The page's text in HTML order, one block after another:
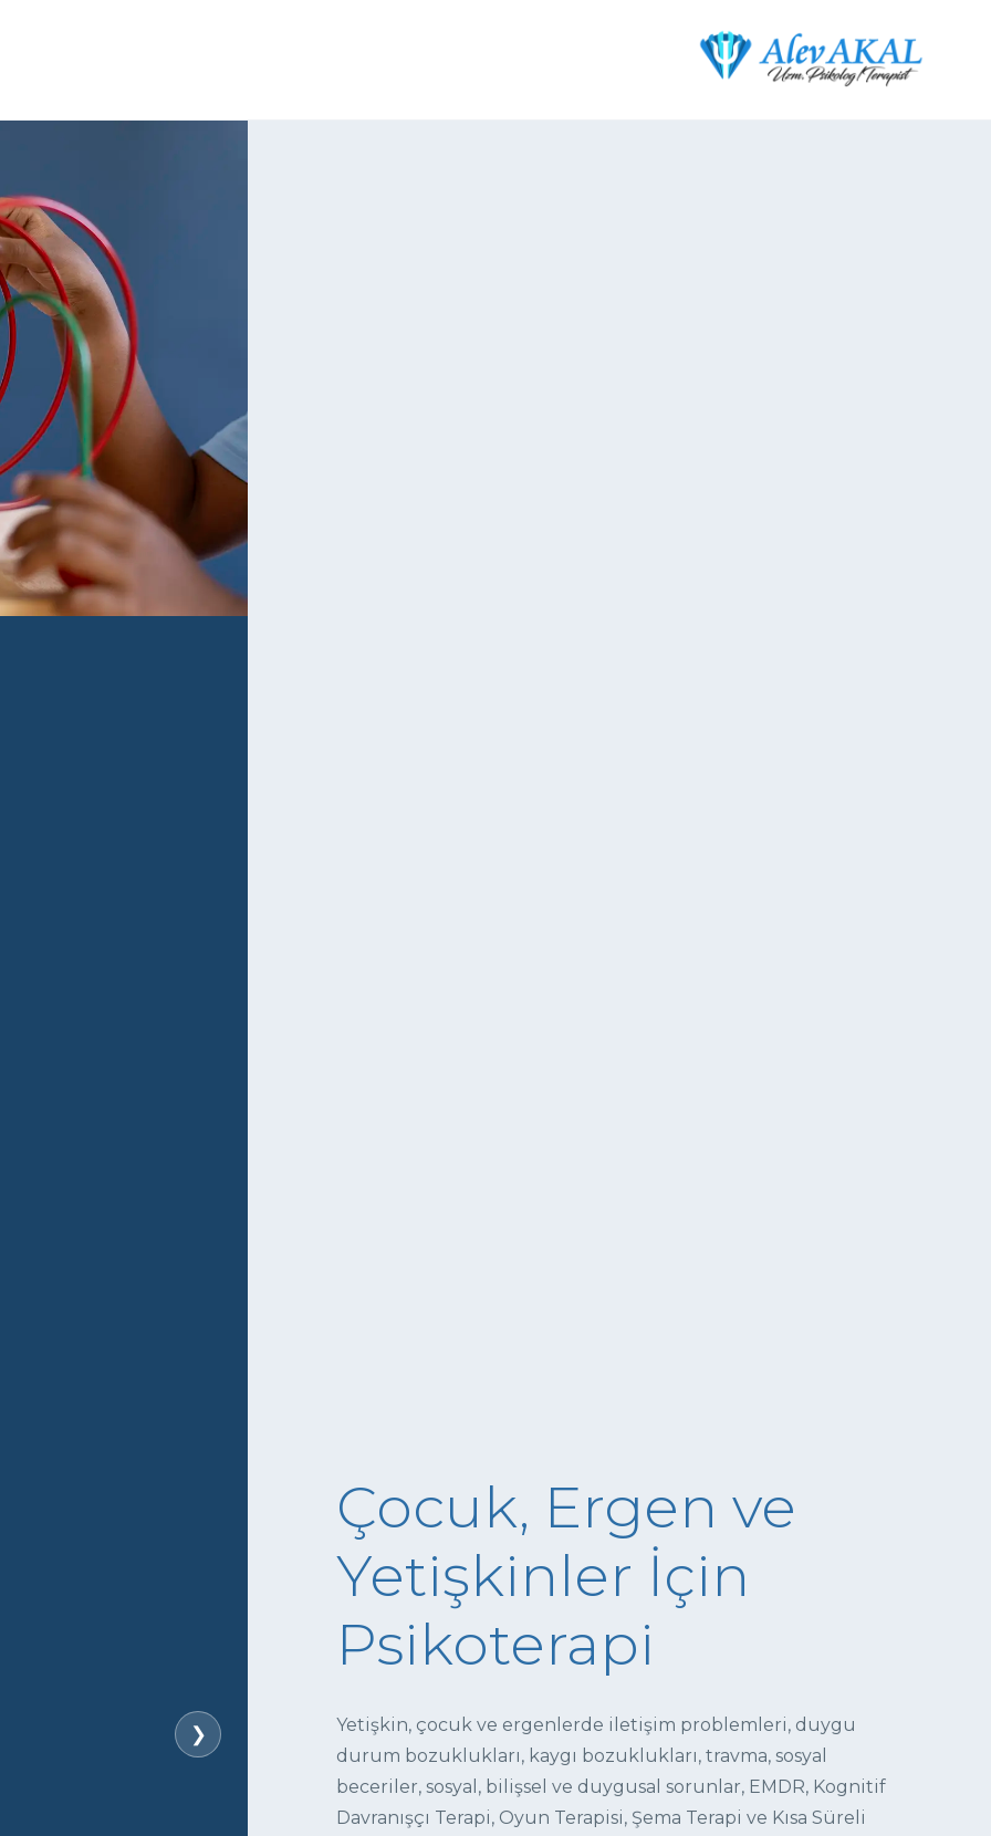
❯
Çocuk, Ergen ve
Yetişkinler İçin
Psikoterapi
Yetişkin, çocuk ve ergenlerde iletişim problemleri, duygu
durum bozuklukları, kaygı bozuklukları, travma, sosyal
beceriler, sosyal, bilişsel ve duygusal sorunlar, EMDR, Kognitif
Davranışçı Terapi, Oyun Terapisi, Şema Terapi ve Kısa Süreli